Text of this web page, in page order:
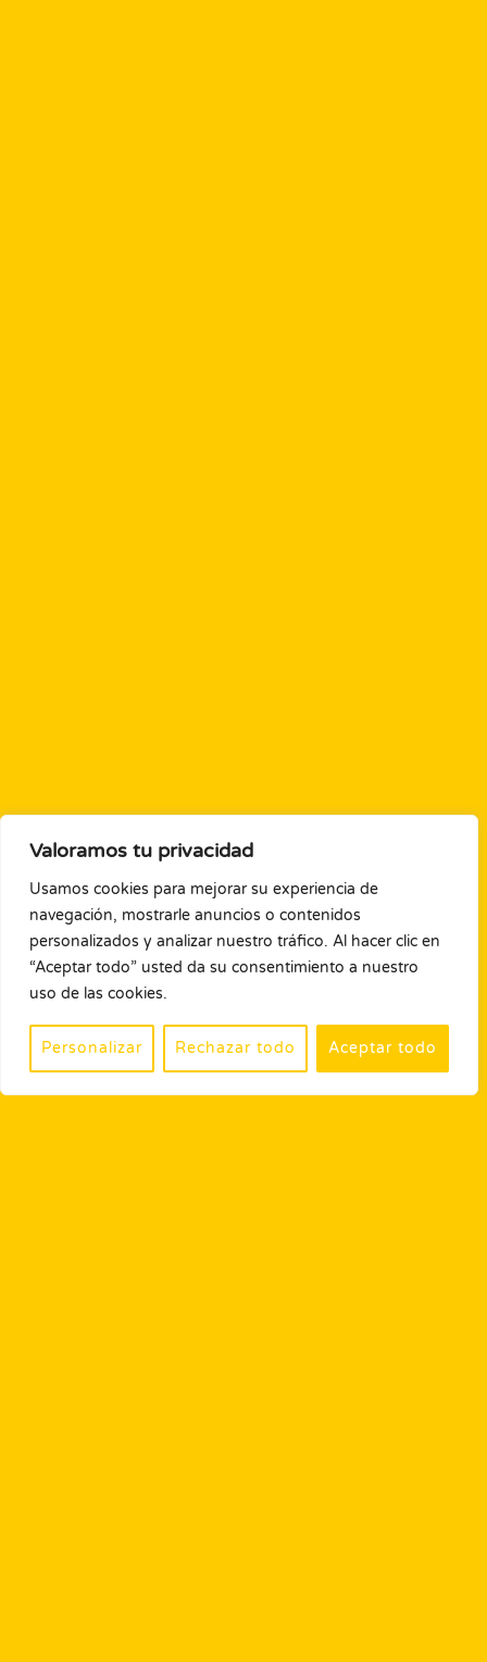
Valoramos tu privacidad
Usamos cookies para mejorar su experiencia de
navegación, mostrarle anuncios o contenidos
personalizados y analizar nuestro tráfico. Al hacer clic en
“Aceptar todo” usted da su consentimiento a nuestro
uso de las cookies.
Personalizar Rechazar todo Aceptar todo